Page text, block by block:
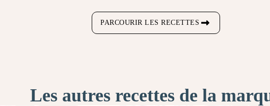
PARCOURIR LES RECETTES
Les autres recettes de la